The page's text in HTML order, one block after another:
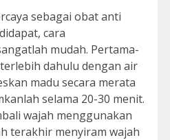
sebagai obat anti
cara
mudah. Pertama-
dahulu dengan air
madu secara merata
selama 20-30 menit.
wajah menggunakan
terakhir menyiram wajah